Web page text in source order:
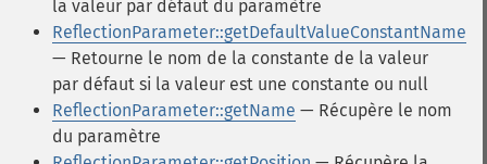
la valeur par défaut du paramètre
ReflectionParameter::getDefaultValueConstantName
— Retourne le nom de la constante de la valeur
par défaut si la valeur est une constante ou null
ReflectionParameter::getName — Récupère le nom
du paramètre